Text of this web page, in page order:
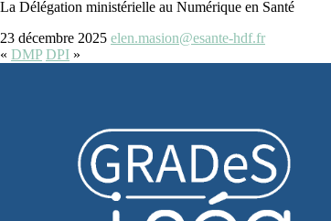
La Délégation ministérielle au Numérique en Santé
23 décembre 2025 elen.masion@esante-hdf.fr
« DMP DPI »